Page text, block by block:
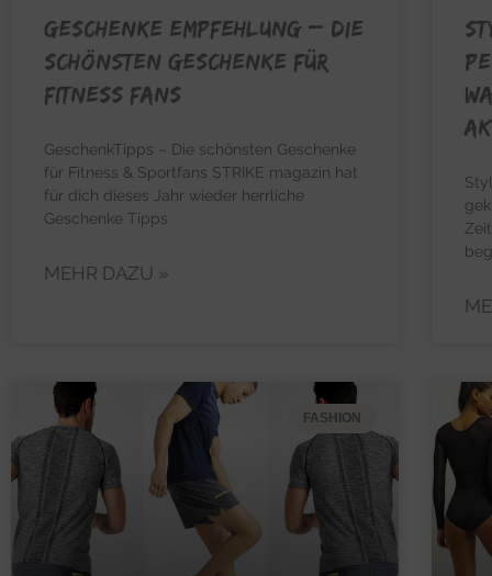
GESCHENKE EMPFEHLUNG – Die
schönsten Geschenke für
Fitness Fans
GeschenkTipps – Die schönsten Geschenke
für Fitness & Sportfans STRIKE magazin hat
für dich dieses Jahr wieder herrliche
Geschenke Tipps
MEHR DAZU »
FASHION